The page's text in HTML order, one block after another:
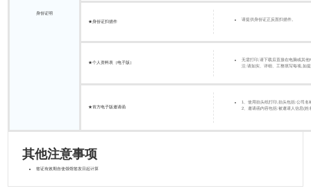
身份证明
★身份证扫描件 请提供身份证正反面扫描件。
★个人资料表（电子版）
无需打印,请下载后直接在电脑或其
注:请如实、详细、工整填写每项,如
★肯方电子版邀请函
1、使用抬头纸打印,抬头包括:公司名
2、邀请函内容包括:被邀请人信息(姓
其他注意事项
签证有效期自使领馆签发日起计算